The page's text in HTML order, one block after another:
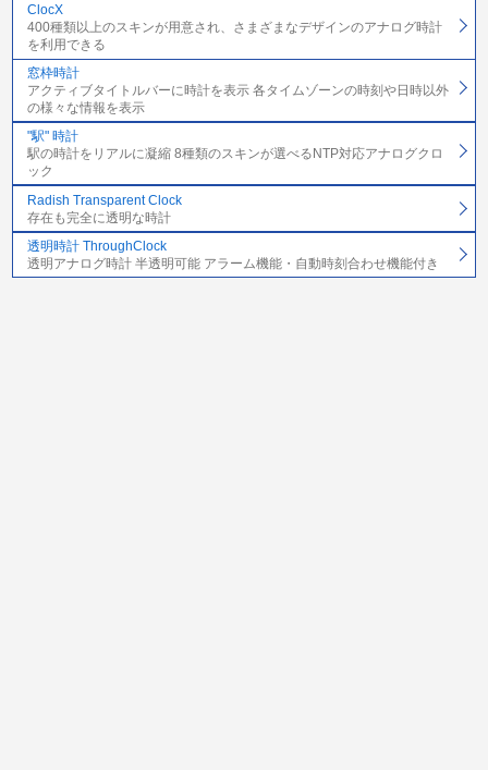
ClocX
400種類以上のスキンが用意され、さまざまなデザインのアナログ時計
を利用できる
窓枠時計
アクティブタイトルバーに時計を表示 各タイムゾーンの時刻や日時以外
の様々な情報を表示
"駅" 時計
駅の時計をリアルに凝縮 8種類のスキンが選べるNTP対応アナログクロ
ック
Radish Transparent Clock
存在も完全に透明な時計
透明時計 ThroughClock
透明アナログ時計 半透明可能 アラーム機能・自動時刻合わせ機能付き